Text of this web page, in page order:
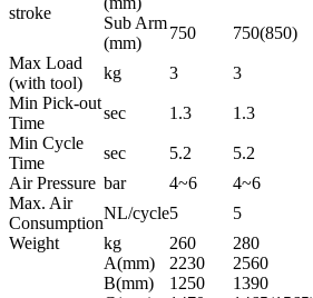
stroke
Sub Arm
(mm)
750 750(850)
Max Load
(with tool)
kg 3 3
Min Pick-out
Time
sec 1.3 1.3
Min Cycle
Time
sec 5.2 5.2
Air Pressure bar 4~6 4~6
Max. Air
Consumption
NL/cycle5 5
Weight
kg 260 280
A(mm)
2230 2560
B(mm)
1250 1390